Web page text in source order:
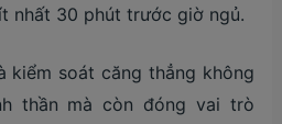
nhất 30 phút trước giờ ngủ.
kiểm soát căng thẳng không
thần mà còn đóng vai trò